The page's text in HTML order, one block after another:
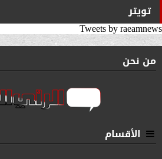
تويتر
Tweets by raeamnews
من نحن
الأقسام